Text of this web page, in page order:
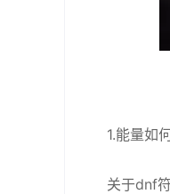
1.能量如
关于dnf